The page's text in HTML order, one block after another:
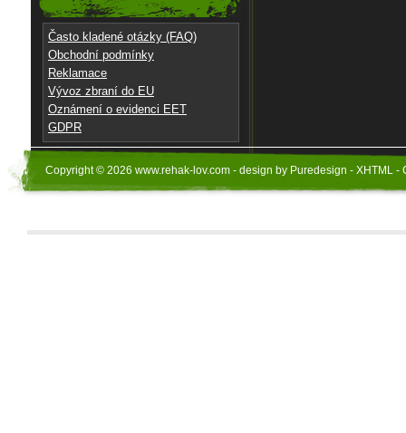
Často kladené otázky (FAQ)
Obchodní podmínky
Reklamace
Vývoz zbraní do EU
Oznámení o evidenci EET
GDPR
Copyright © 2026 www.rehak-lov.com - design by Puredesign - XHTML -